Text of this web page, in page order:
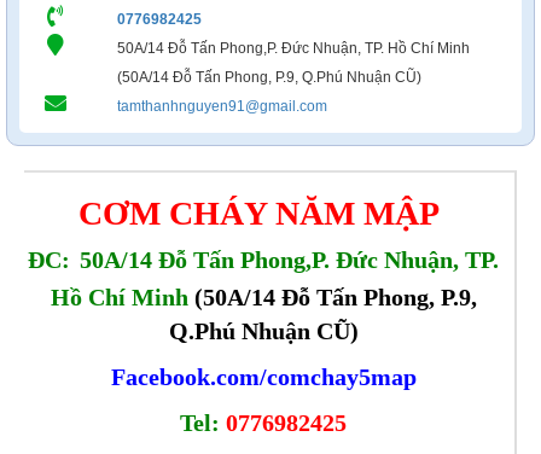
0776982425
50A/14 Đỗ Tấn Phong,P. Đức Nhuận, TP. Hồ Chí Minh
(50A/14 Đỗ Tấn Phong, P.9, Q.Phú Nhuận CŨ)
tamthanhnguyen91@gmail.com
CƠM CHÁY NĂM MẬP
ĐC: 50A/14 Đỗ Tấn Phong,P. Đức Nhuận, TP.
Hồ Chí Minh (50A/14 Đỗ Tấn Phong, P.9,
Q.Phú Nhuận CŨ)
Facebook.com/comchay5map
Tel: 0776982425